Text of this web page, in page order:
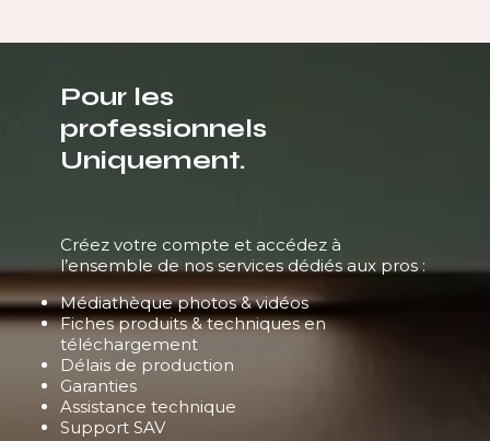
Pour les
professionnels
Uniquement.
Créez votre compte et accédez à
l’ensemble de nos services dédiés aux pros :
Médiathèque photos & vidéos
Fiches produits & techniques en
téléchargement
Délais de production
Garanties
Assistance technique
Support SAV